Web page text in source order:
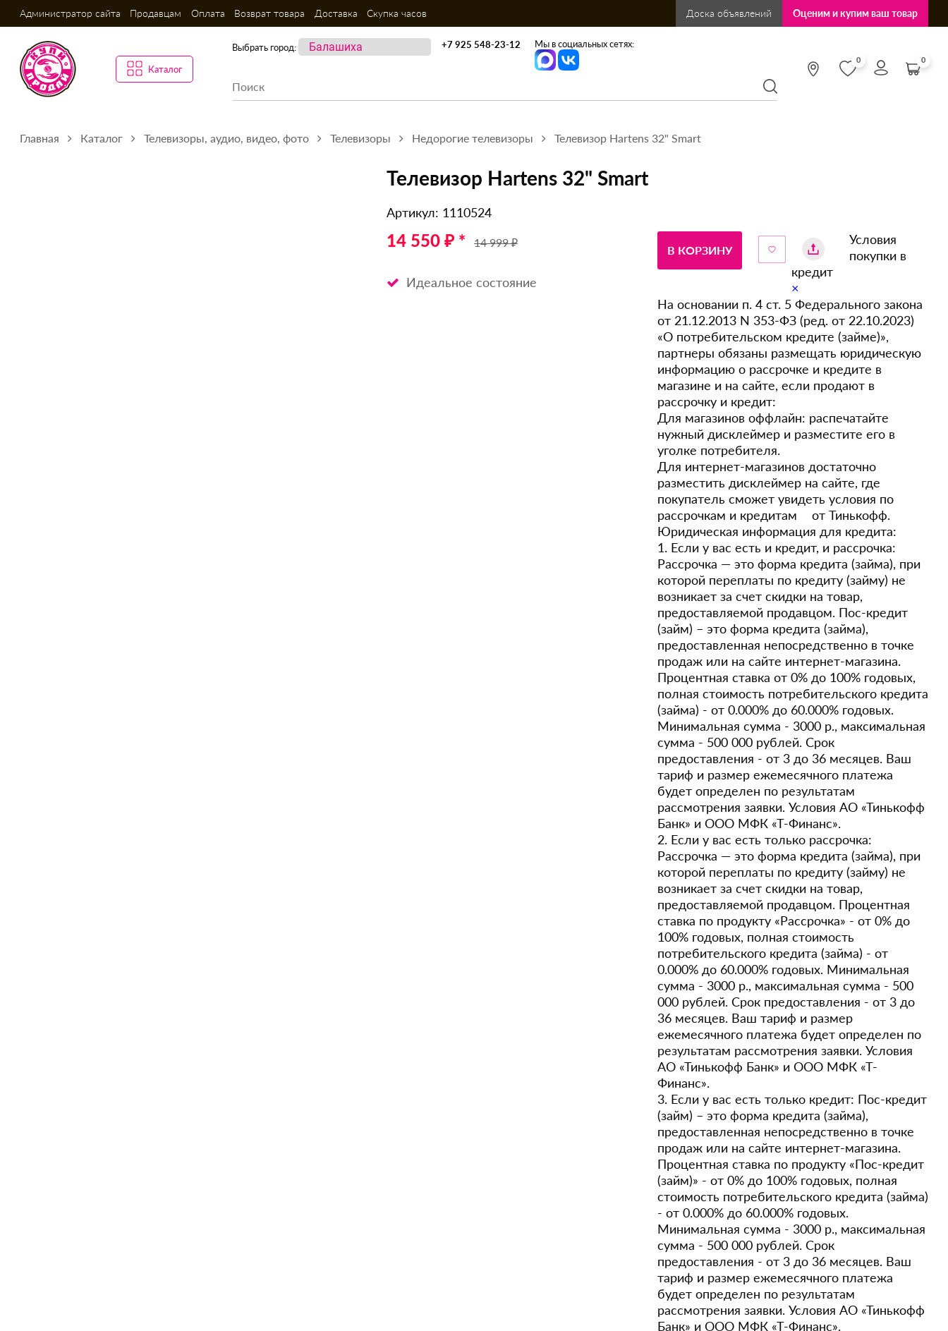
Администратор сайта Продавцам Оплата Возврат товара Доставка Скупка часов Доска объявлений Оценим и купим ваш товар
Каталог
Выбрать город: +7 925 548-23-12 Мы в социальных сетях:
0 0
Главная Каталог Телевизоры, аудио, видео, фото Телевизоры Недорогие телевизоры Телевизор Hartens 32" Smart
Телевизор Hartens 32" Smart
Артикул: 1110524
14 550 ₽ * 14 999 ₽
Идеальное состояние
В КОРЗИНУ
Условия
покупки в
кредит
×
На основании п. 4 ст. 5 Федерального закона
от 21.12.2013 N 353-ФЗ (ред. от 22.10.2023)
«О потребительском кредите (займе)»,
партнеры обязаны размещать юридическую
информацию о рассрочке и кредите в
магазине и на сайте, если продают в
рассрочку и кредит:
Для магазинов оффлайн: распечатайте
нужный дисклеймер и разместите его в
уголке потребителя.
Для интернет-магазинов достаточно
разместить дисклеймер на сайте, где
покупатель сможет увидеть условия по
рассрочкам и кредитам от Тинькофф.
Юридическая информация для кредита:
1. Если у вас есть и кредит, и рассрочка:
Рассрочка — это форма кредита (займа), при
которой переплаты по кредиту (займу) не
возникает за счет скидки на товар,
предоставляемой продавцом. Пос-кредит
(займ) – это форма кредита (займа),
предоставленная непосредственно в точке
продаж или на сайте интернет-магазина.
Процентная ставка от 0% до 100% годовых,
полная стоимость потребительского кредита
(займа) - от 0.000% до 60.000% годовых.
Минимальная сумма - 3000 р., максимальная
сумма - 500 000 рублей. Срок
предоставления - от 3 до 36 месяцев. Ваш
тариф и размер ежемесячного платежа
будет определен по результатам
рассмотрения заявки. Условия АО «Тинькофф
Банк» и ООО МФК «Т-Финанс».
2. Если у вас есть только рассрочка:
Рассрочка — это форма кредита (займа), при
которой переплаты по кредиту (займу) не
возникает за счет скидки на товар,
предоставляемой продавцом. Процентная
ставка по продукту «Рассрочка» - от 0% до
100% годовых, полная стоимость
потребительского кредита (займа) - от
0.000% до 60.000% годовых. Минимальная
сумма - 3000 р., максимальная сумма - 500
000 рублей. Срок предоставления - от 3 до
36 месяцев. Ваш тариф и размер
ежемесячного платежа будет определен по
результатам рассмотрения заявки. Условия
АО «Тинькофф Банк» и ООО МФК «Т-
Финанс».
3. Если у вас есть только кредит: Пос-кредит
(займ) – это форма кредита (займа),
предоставленная непосредственно в точке
продаж или на сайте интернет-магазина.
Процентная ставка по продукту «Пос-кредит
(займ)» - от 0% до 100% годовых, полная
стоимость потребительского кредита (займа)
- от 0.000% до 60.000% годовых.
Минимальная сумма - 3000 р., максимальная
сумма - 500 000 рублей. Срок
предоставления - от 3 до 36 месяцев. Ваш
тариф и размер ежемесячного платежа
будет определен по результатам
рассмотрения заявки. Условия АО «Тинькофф
Банк» и ООО МФК «Т-Финанс».